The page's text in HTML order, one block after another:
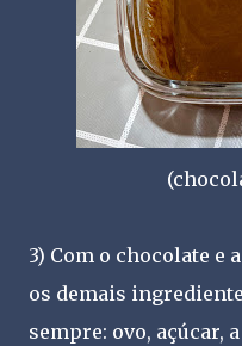
3) Com o chocolate e
os demais
sempre: ovo, açúcar,